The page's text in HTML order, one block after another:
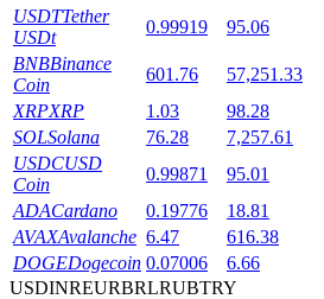
鎖倉BTR
輕鬆獲得多重福利
USDTTether
USDt
0.99919 95.06
BNBBinance
Coin
601.76 57,251.33
XRPXRP 1.03 98.28
SOLSolana 76.28 7,257.61
USDCUSD
Coin
0.99871 95.01
ADACardano 0.19776 18.81
AVAXAvalanche 6.47 616.38
DOGEDogecoin 0.07006 6.66
USDINREURBRLRUBTRY